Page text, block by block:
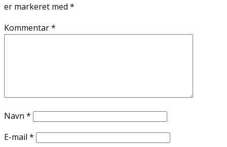
er markeret med *
Kommentar*
Navn *
E-mail *